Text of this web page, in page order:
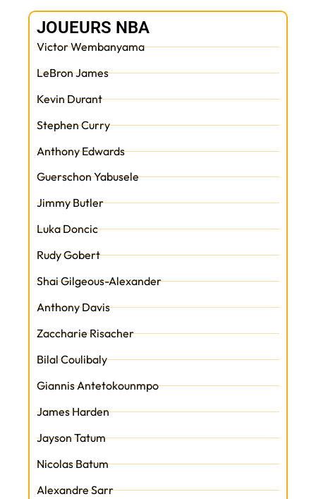
JOUEURS NBA
Victor Wembanyama
LeBron James
Kevin Durant
Stephen Curry
Anthony Edwards
Guerschon Yabusele
Jimmy Butler
Luka Doncic
Rudy Gobert
Shai Gilgeous-Alexander
Anthony Davis
Zaccharie Risacher
Bilal Coulibaly
Giannis Antetokounmpo
James Harden
Jayson Tatum
Nicolas Batum
Alexandre Sarr